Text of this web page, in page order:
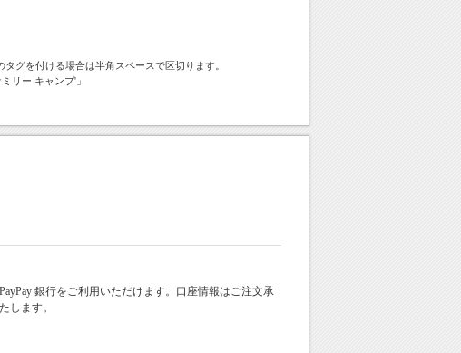
グを付ける場合は半角スペースで区切ります。
リー キャンプ'」
銀行をご利用いただけます。口座情報はご注文承
します。